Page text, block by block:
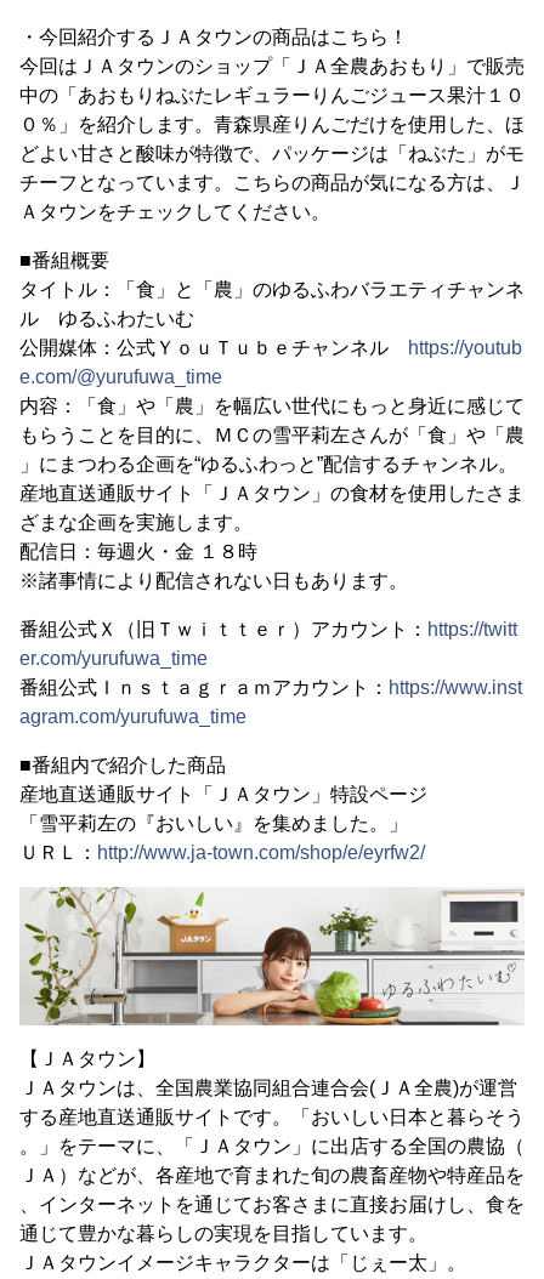
・今回紹介するＪＡタウンの商品はこちら！
今回はＪＡタウンのショップ「ＪＡ全農あおもり」で販売
中の「あおもりねぶたレギュラーりんごジュース果汁１０
０％」を紹介します。青森県産りんごだけを使用した、ほ
どよい甘さと酸味が特徴で、パッケージは「ねぶた」がモ
チーフとなっています。こちらの商品が気になる方は、Ｊ
Ａタウンをチェックしてください。
■番組概要
タイトル：「食」と「農」のゆるふわバラエティチャンネ
ル ゆるふわたいむ
公開媒体：公式ＹｏｕＴｕｂｅチャンネル
https://youtub
e.com/@yurufuwa_time
内容：「食」や「農」を幅広い世代にもっと身近に感じて
もらうことを目的に、ＭＣの雪平莉左さんが「食」や「農
」にまつわる企画を“ゆるふわっと”配信するチャンネル。
産地直送通販サイト「ＪＡタウン」の食材を使用したさま
ざまな企画を実施します。
配信日：毎週火・金 １８時
※諸事情により配信されない日もあります。
番組公式Ｘ（旧Ｔｗｉｔｔｅｒ）アカウント： https://twitt
er.com/yurufuwa_time
番組公式Ｉｎｓｔａｇｒａｍアカウント： https://www.inst
agram.com/yurufuwa_time
■番組内で紹介した商品
産地直送通販サイト「ＪＡタウン」特設ページ
「雪平莉左の『おいしい』を集めました。」
ＵＲＬ： http://www.ja-town.com/shop/e/eyrfw2/
【ＪＡタウン】
ＪＡタウンは、全国農業協同組合連合会(ＪＡ全農)が運営
する産地直送通販サイトです。「おいしい日本と暮らそう
。」をテーマに、「ＪＡタウン」に出店する全国の農協（
ＪＡ）などが、各産地で育まれた旬の農畜産物や特産品を
、インターネットを通じてお客さまに直接お届けし、食を
通じて豊かな暮らしの実現を目指しています。
ＪＡタウンイメージキャラクターは「じぇー太」。